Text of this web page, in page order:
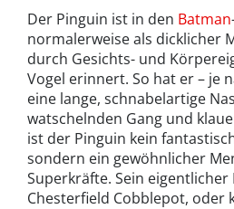
Der Pinguin ist in den Batman
normalerweise als dicklicher
durch Gesichts- und
Vogel erinnert. So hat er – je
eine lange, schnabelartige
watschelnden Gang und
ist der Pinguin kein
sondern ein gewöhnlicher
Superkräfte. Sein eigentlicher
Chesterfield Cobblepot, oder